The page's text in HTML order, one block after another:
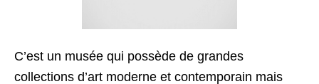
C’est un musée qui possède de grandes
collections d’art moderne et contemporain mais